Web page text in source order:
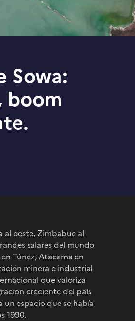
Sowa:
boom
al oeste, Zimbabue al
salares del mundo
Túnez, Atacama en
minera e industrial
que valoriza
creciente del país
espacio que se había
1990.